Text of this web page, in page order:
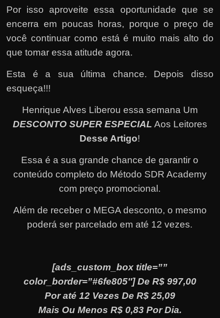
Por isso aproveite essa oportunidade que se
encerra em poucas horas, porque o preço de
você continuar como está é muito mais alto do
que tomar essa atitude agora.
Esta é a sua última chance. Depois disso
esqueça!!!
Henrique Alves Liberou essa semana Um
DESCONTO SUPER ESPECIAL Aos Leitores
Desse Artigo!
Essa é a sua grande chance de garantir o
conteúdo completo do Método SDR Academy
com preço promocional.
Além de receber o MEGA desconto, o mesmo
poderá ser parcelado em até 12 vezes.
[ads_custom_box title=””
color_border=”#6fe805″] De R$ 997,00
Por até 12 Vezes De R$ 25,09
Mais Ou Menos R$ 0,83 Por Dia.